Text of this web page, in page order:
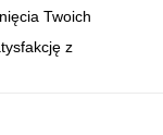
Twoich
z